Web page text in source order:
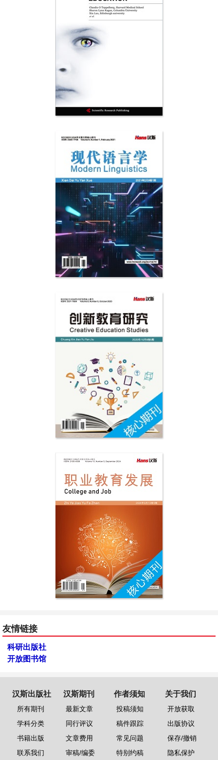
友情链接
科研出版社
开放图书馆
汉斯出版社
所有期刊
学科分类
书籍出版
联系我们
汉斯期刊
最新文章
同行评议
文章费用
审稿/编委
作者须知
投稿须知
稿件跟踪
常见问题
特别约稿
关于我们
开放获取
出版协议
保存/撤销
隐私保护